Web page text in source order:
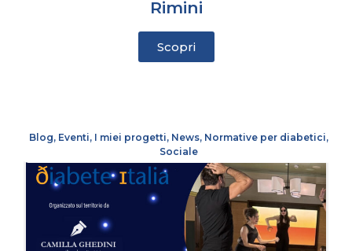
Rimini
Scopri
Blog, Eventi, I miei progetti, News, Normative per diabetici,
Sociale